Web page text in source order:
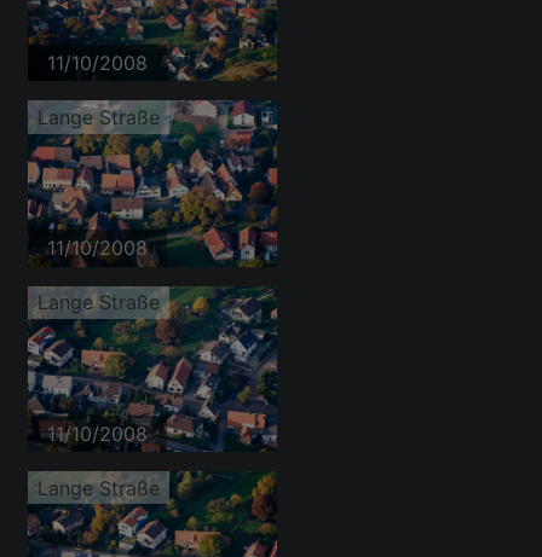
11/10/2008
Lange Straße
11/10/2008
Lange Straße
11/10/2008
Lange Straße